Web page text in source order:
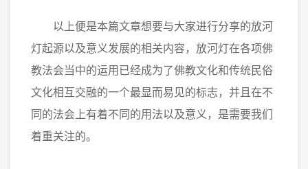
以上便是本篇文章想要与大家进行分享的放河
灯起源以及意义发展的相关内容，放河灯在各项佛
教法会当中的运用已经成为了佛教文化和传统民俗
文化相互交融的一个最显而易见的标志，并且在不
同的法会上有着不同的用法以及意义，是需要我们
着重关注的。